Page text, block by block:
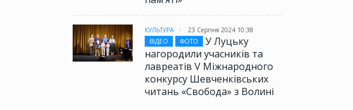
КУЛЬТУРА
23 Серпня 2024 10:38
ВІДЕО
ФОТО
У Луцьку
нагородили учасників та
лавреатів V Міжнародного
конкурсу Шевченківських
читань «Свобода» з Волині